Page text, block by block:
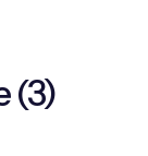
(3)